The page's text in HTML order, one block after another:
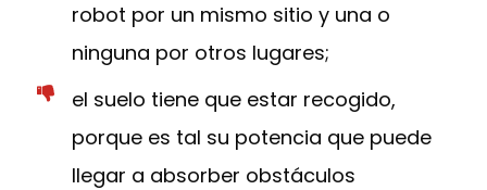
robot por un mismo sitio y una o
ninguna por otros lugares;
el suelo tiene que estar recogido,
porque es tal su potencia que puede
llegar a absorber obstáculos